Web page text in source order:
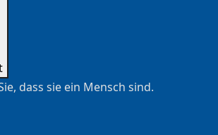
dass sie ein Mensch sind.